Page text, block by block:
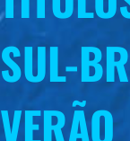
SUL-
VERÃO